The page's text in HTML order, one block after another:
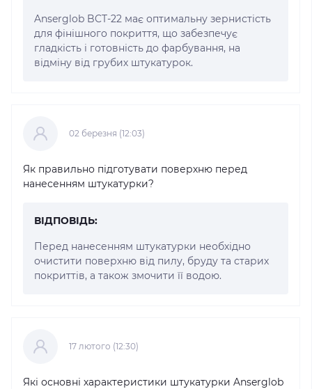
Anserglob BCT-22 має оптимальну зернистість
для фінішного покриття, що забезпечує
гладкість і готовність до фарбування, на
відміну від грубих штукатурок.
02 березня (12:03)
Як правильно підготувати поверхню перед
нанесенням штукатурки?
ВІДПОВІДЬ:
Перед нанесенням штукатурки необхідно
очистити поверхню від пилу, бруду та старих
покриттів, а також змочити її водою.
17 лютого (12:30)
Які основні характеристики штукатурки Anserglob